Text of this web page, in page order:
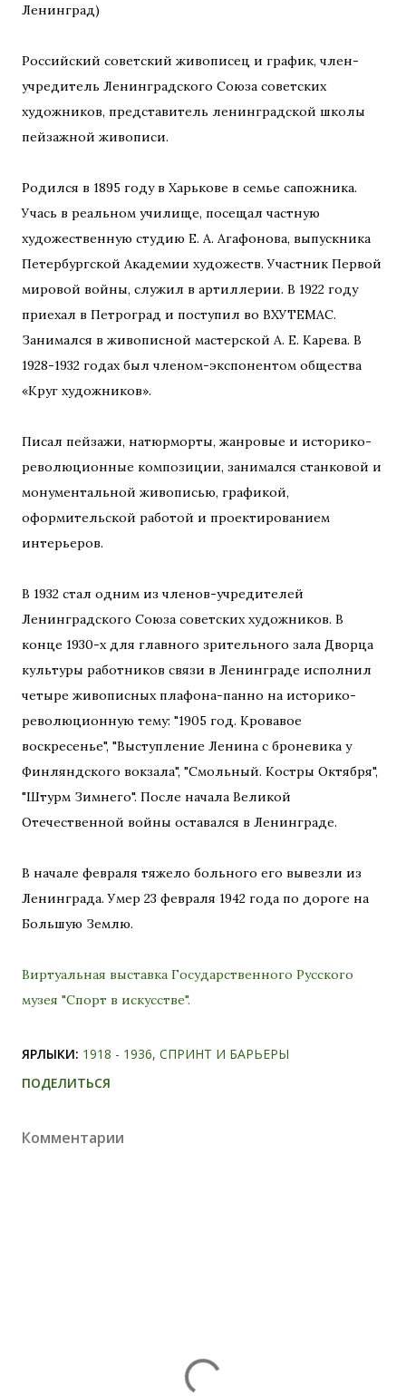
Ленинград)
Российский советский живописец и график, член-
учредитель Ленинградского Союза советских
художников, представитель ленинградской школы
пейзажной живописи.
Родился в 1895 году в Харькове в семье сапожника.
Учась в реальном училище, посещал частную
художественную студию Е. А. Агафонова, выпускника
Петербургской Академии художеств. Участник Первой
мировой войны, служил в артиллерии. В 1922 году
приехал в Петроград и поступил во ВХУТЕМАС.
Занимался в живописной мастерской А. Е. Карева. В
1928-1932 годах был членом-экспонентом общества
«Круг художников».
Писал пейзажи, натюрморты, жанровые и историко-
революционные композиции, занимался станковой и
монументальной живописью, графикой,
оформительской работой и проектированием
интерьеров.
В 1932 стал одним из членов-учредителей
Ленинградского Союза советских художников. В
конце 1930-х для главного зрительного зала Дворца
культуры работников связи в Ленинграде исполнил
четыре живописных плафона-панно на историко-
революционную тему: "1905 год. Кровавое
воскресенье", "Выступление Ленина с броневика у
Финляндского вокзала", "Смольный. Костры Октября",
"Штурм Зимнего". После начала Великой
Отечественной войны оставался в Ленинграде.
В начале февраля тяжело больного его вывезли из
Ленинграда. Умер 23 февраля 1942 года по дороге на
Большую Землю.
Виртуальная выставка Государственного Русского
музея "Спорт в искусстве".
ЯРЛЫКИ: 1918 - 1936 СПРИНТ И БАРЬЕРЫ
ПОДЕЛИТЬСЯ
Комментарии